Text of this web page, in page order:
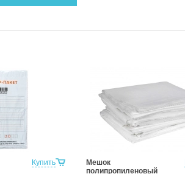
Купить
Мешок
полипропиленовый